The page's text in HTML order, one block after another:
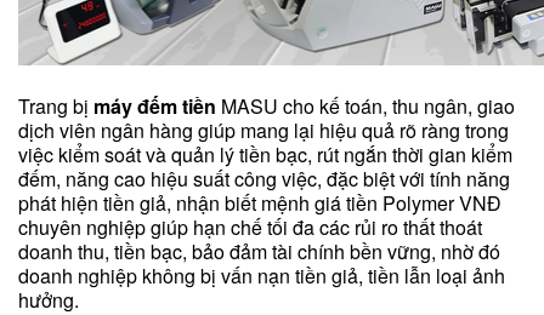
Trang bị máy đếm tiền MASU cho kế toán, thu ngân, giao
dịch viên ngân hàng giúp mang lại hiệu quả rõ ràng trong
việc kiểm soát và quản lý tiền bạc, rút ngắn thời gian kiểm
đếm, năng cao hiệu suất công việc, đặc biệt với tính năng
phát hiện tiền giả, nhận biết mệnh giá tiền Polymer VNĐ
chuyên nghiệp giúp hạn chế tối đa các rủi ro thất thoát
doanh thu, tiền bạc, bảo đảm tài chính bền vững, nhờ đó
doanh nghiệp không bị vấn nạn tiền giả, tiền lẫn loại ảnh
hưởng.